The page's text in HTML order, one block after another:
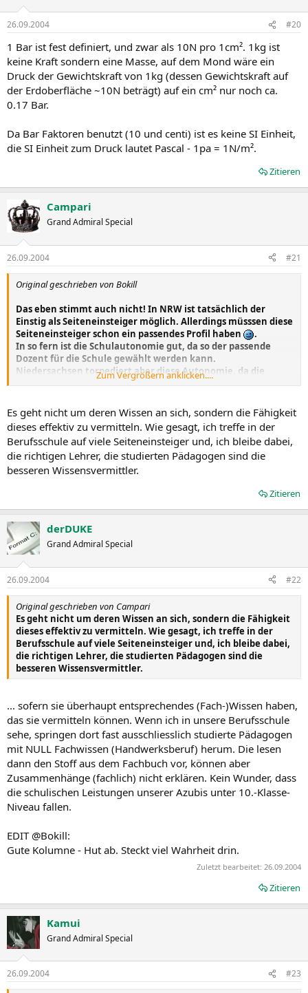
26.09.2004 #20
1 Bar ist fest definiert, und zwar als 10N pro 1cm². 1kg ist
keine Kraft sondern eine Masse, auf dem Mond wäre ein
Druck der Gewichtskraft von 1kg (dessen Gewichtskraft auf
der Erdoberfläche ~10N beträgt) auf ein cm² nur noch ca.
0.17 Bar.
Da Bar Faktoren benutzt (10 und centi) ist es keine SI Einheit,
die SI Einheit zum Druck lautet Pascal - 1pa = 1N/m².
Zitieren
Campari
Grand Admiral Special
26.09.2004 #21
Original geschrieben von Bokill
Das eben stimmt auch nicht! In NRW ist tatsächlich der
Einstig als Seiteneinsteiger möglich. Allerdings müsssen diese
Seiteneinsteiger schon ein passendes Profil haben
.
In so fern ist die Schulautonomie gut, da so der passende
Dozent für die Schule gewählt werden kann.
Niedersachsen torpediert aber diese Autonomie, da die
Einstellungen nach Noten gemacht werden.
Zum Vergrößern anklicken....
Es geht nicht um deren Wissen an sich, sondern die Fähigkeit
dieses effektiv zu vermitteln. Wie gesagt, ich treffe in der
Berufsschule auf viele Seiteneinsteiger und, ich bleibe dabei,
die richtigen Lehrer, die studierten Pädagogen sind die
besseren Wissensvermittler.
Zitieren
derDUKE
Grand Admiral Special
26.09.2004 #22
Original geschrieben von Campari
Es geht nicht um deren Wissen an sich, sondern die Fähigkeit
dieses effektiv zu vermitteln. Wie gesagt, ich treffe in der
Berufsschule auf viele Seiteneinsteiger und, ich bleibe dabei,
die richtigen Lehrer, die studierten Pädagogen sind die
besseren Wissensvermittler.
... sofern sie überhaupt entsprechendes (Fach-)Wissen haben,
das sie vermitteln können. Wenn ich in unsere Berufsschule
sehe, springen dort fast ausschliesslich studierte Pädagogen
mit NULL Fachwissen (Handwerksberuf) herum. Die lesen
dann den Stoff aus dem Fachbuch vor, können aber
Zusammenhänge (fachlich) nicht erklären. Kein Wunder, dass
die schulischen Leistungen unserer Azubis unter 10.-Klasse-
Niveau fallen.
EDIT @Bokill:
Gute Kolumne - Hut ab. Steckt viel Wahrheit drin.
Zuletzt bearbeitet: 26.09.2004
Zitieren
Kamui
Grand Admiral Special
26.09.2004 #23